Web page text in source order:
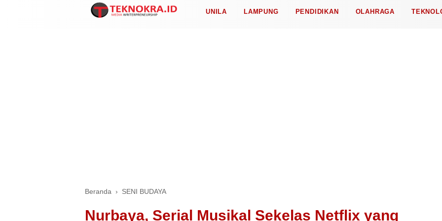
UNILA LAMPUNG PENDIDIKAN OLAHRAGA
Beranda › SENI BUDAYA
Nurbaya, Serial Musikal Sekelas Netflix yang